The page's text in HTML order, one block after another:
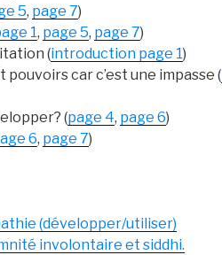
5, page 7)
1, page 5, page 7)
(introduction page 1)
pouvoirs car c’est une impasse (
(page 4, page 6)
6, page 7)
(développer/utiliser)
involontaire et siddhi.